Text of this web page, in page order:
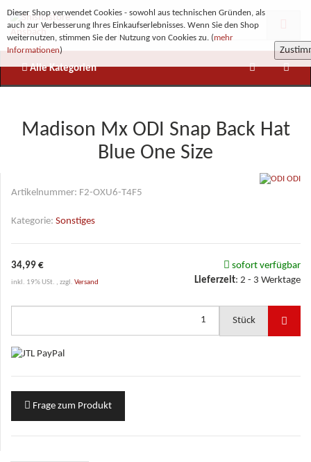
Alle Kategorien
Madison Mx ODI Snap Back Hat
Blue One Size
ODI
Artikelnummer: F2-OXU6-T4F5
Kategorie: Sonstiges
34,99 €
inkl. 19% USt. , zzgl. Versand
sofort verfügbar
Lieferzeit: 2 - 3 Werktage
Stück
Frage zum Produkt
Dieser Shop verwendet Cookies - sowohl aus technischen Gründen, als
auch zur Verbesserung Ihres Einkaufserlebnisses. Wenn Sie den Shop
weiternutzen, stimmen Sie der Nutzung von Cookies zu. (mehr
Informationen)